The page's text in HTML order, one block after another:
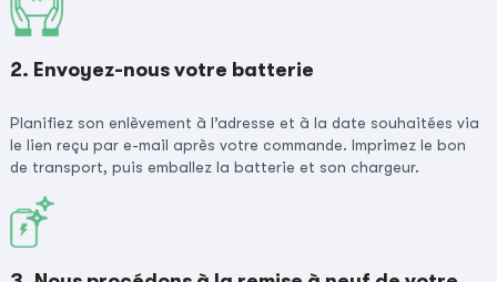
2. Envoyez-nous votre batterie
Planifiez son enlèvement à l’adresse et à la date souhaitées via
le lien reçu par e-mail après votre commande. Imprimez le bon
de transport, puis emballez la batterie et son chargeur.